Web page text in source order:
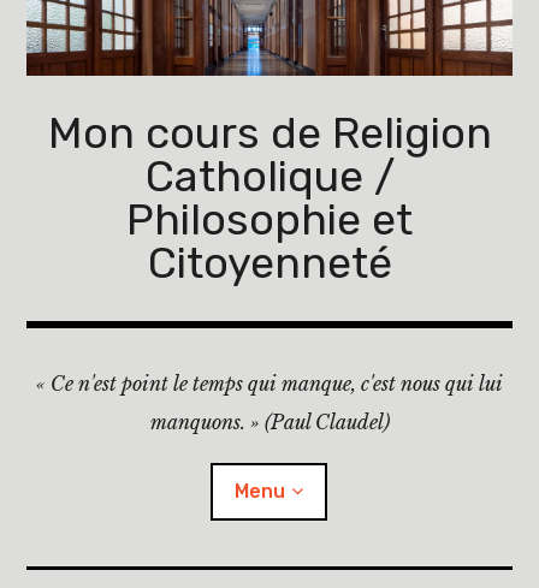
Accéder
contenu
Mon cours de Religion
Catholique /
Philosophie et
Citoyenneté
« Ce n'est point le temps qui manque, c'est nous qui lui
manquons. » (Paul Claudel)
Menu